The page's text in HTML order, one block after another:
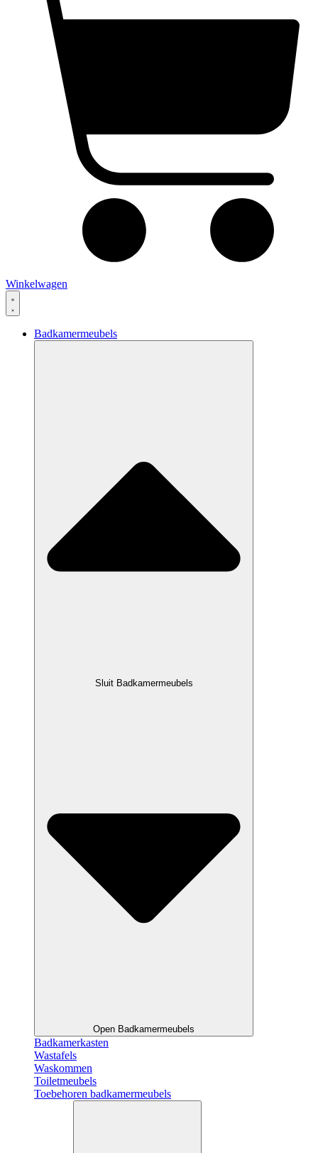
Winkelwagen
Badkamermeubels
Sluit Badkamermeubels
Open Badkamermeubels
Badkamerkasten
Wastafels
Waskommen
Toiletmeubels
Toebehoren badkamermeubels